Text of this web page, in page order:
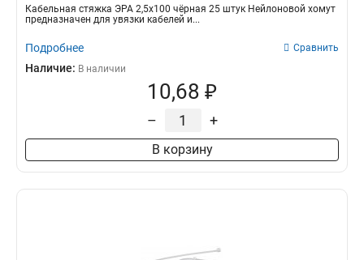
Кабельная стяжка ЭРА 2,5х100 чёрная 25 штук Нейлоновой хомут
предназначен для увязки кабелей и...
Подробнее Сравнить
Наличие: В наличии
10,68 ₽
– +
В корзину